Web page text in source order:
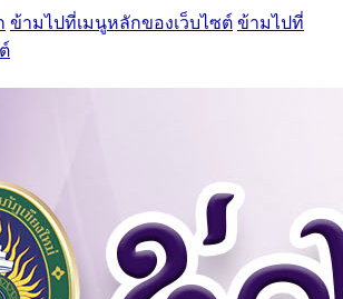
ข้ามไปที่เมนูหลักของเว็บไซต์ ข้ามไปที่